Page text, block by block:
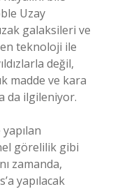
Uzay
galaksileri ve
teknoloji ile
değil,
madde ve kara
da ilgileniyor.
görelilik gibi
zamanda,
yapılacak